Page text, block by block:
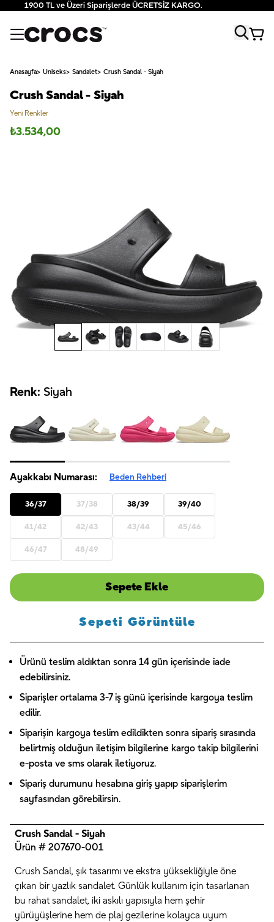
1900 TL ve Üzeri Siparişlerde ÜCRETSİZ KARGO.
Anasayfa Uniseks Sandalet Crush Sandal - Siyah
Crush Sandal - Siyah
Yeni Renkler
₺3.534,00
Renk: Siyah
Ayakkabı Numarası: Beden Rehberi
36/37 37/38 38/39 39/40
41/42 42/43 43/44 45/46
46/47 48/49
Sepete Ekle
Sepeti Görüntüle
Ürünü teslim aldıktan sonra 14 gün içerisinde iade
edebilirsiniz.
Siparişler ortalama 3-7 iş günü içerisinde kargoya teslim
edilir.
Siparişin kargoya teslim edildikten sonra sipariş sırasında
belirtmiş olduğun iletişim bilgilerine kargo takip bilgilerini
e-posta ve sms olarak iletiyoruz.
Sipariş durumunu hesabına giriş yapıp siparişlerim
sayfasından görebilirsin.
Crush Sandal - Siyah
Ürün # 207670-001
Crush Sandal, şık tasarımı ve ekstra yüksekliğiyle öne
çıkan bir yazlık sandalet. Günlük kullanım için tasarlanan
bu rahat sandalet, iki askılı yapısıyla hem şehir
yürüyüşlerine hem de plaj gezilerine kolayca uyum